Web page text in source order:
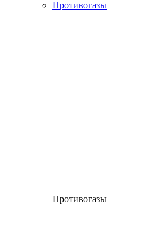
Противогазы
Противогазы